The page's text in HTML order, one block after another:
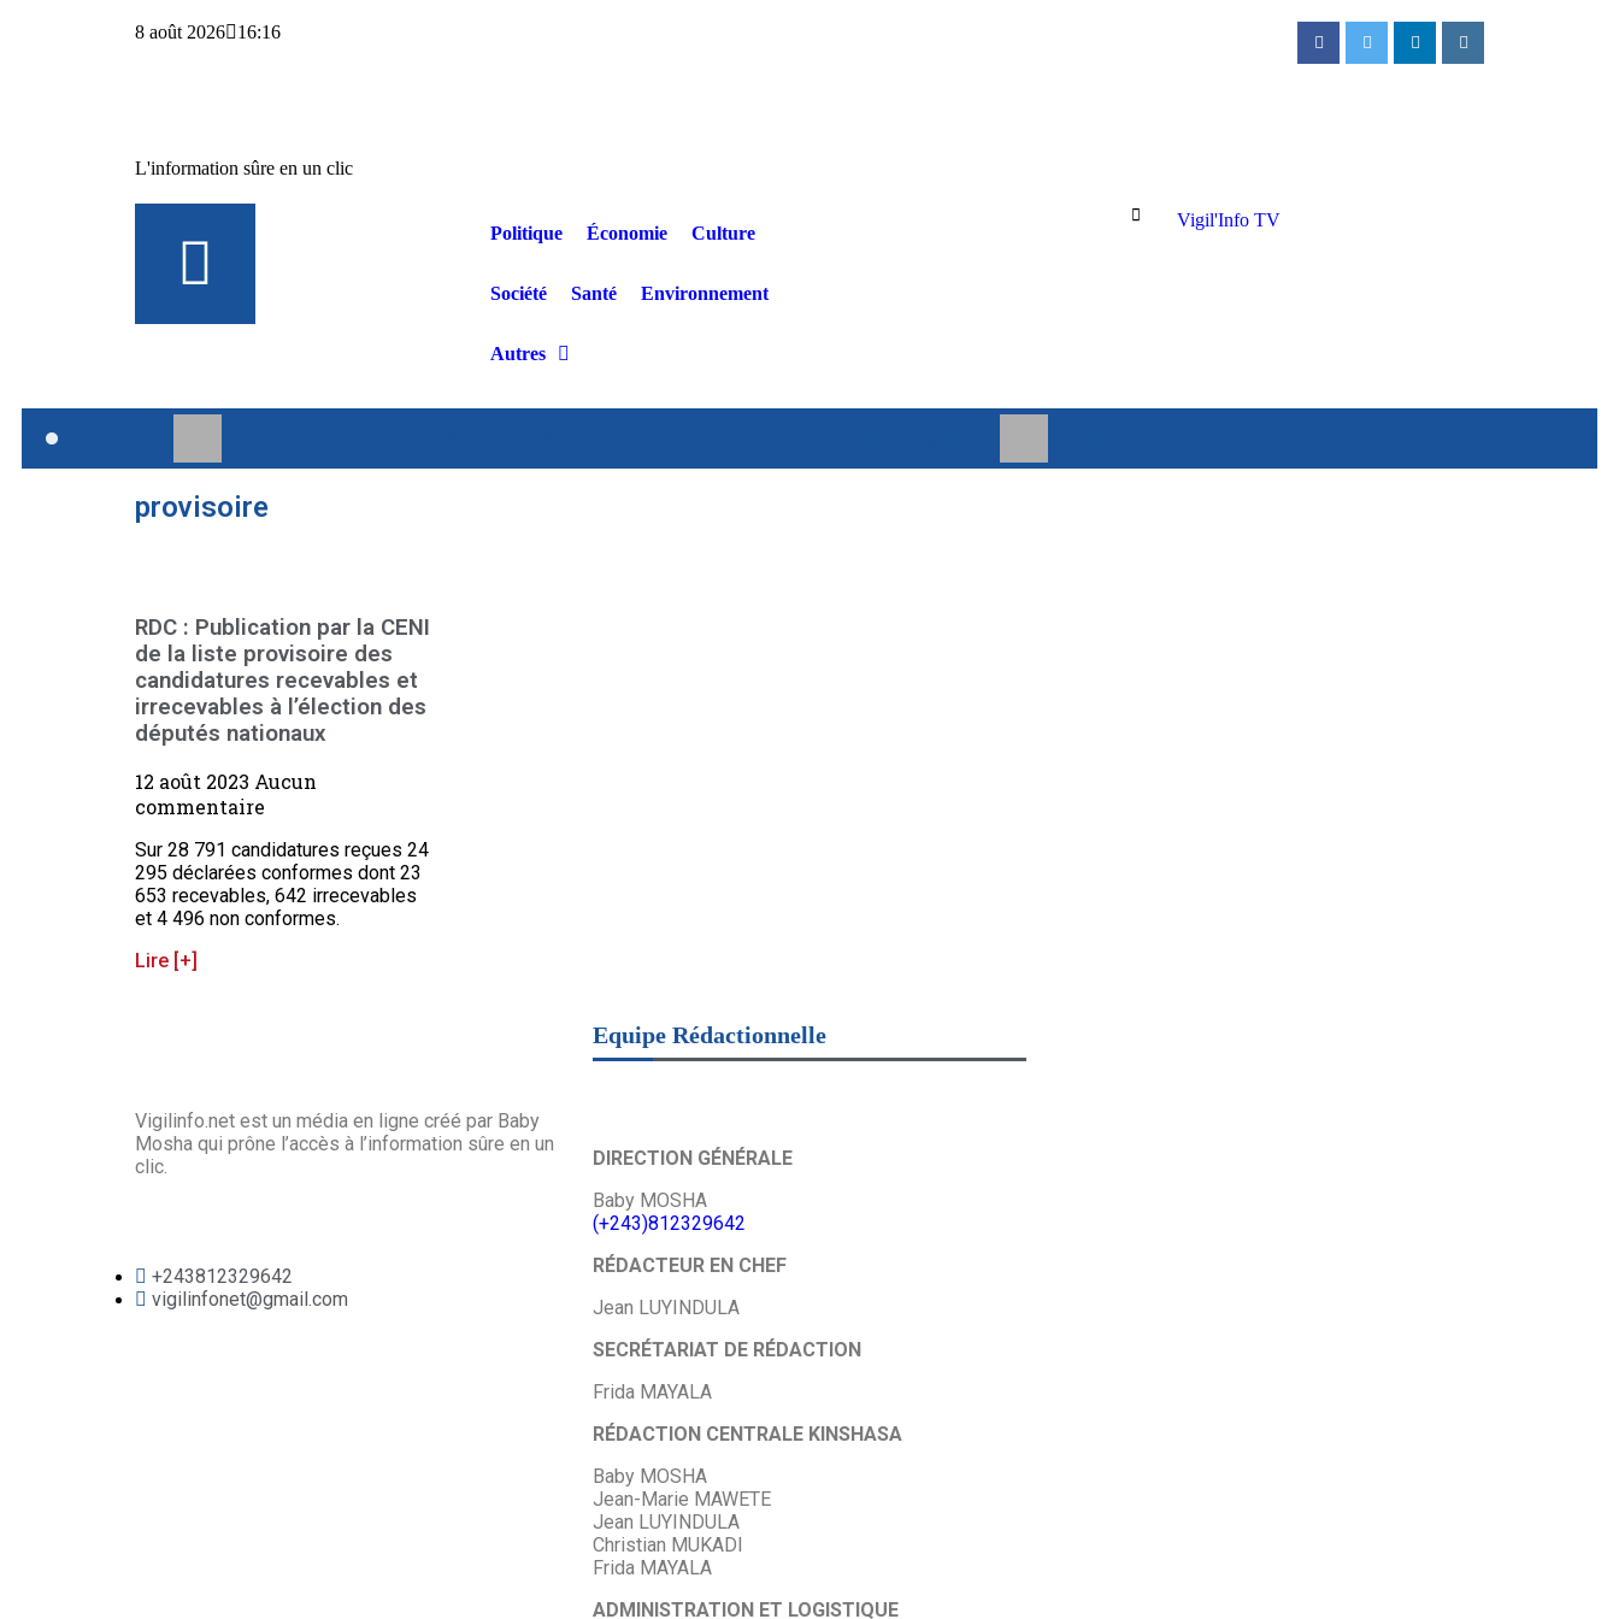
8 août 2026 16:16
L'information sûre en un clic
Politique Économie Culture
Société Santé Environnement
Autres
Vigil'Info TV
provisoire
RDC : Publication par la CENI
de la liste provisoire des
candidatures recevables et
irrecevables à l’élection des
députés nationaux
12 août 2023 Aucun
commentaire
Sur 28 791 candidatures reçues 24
295 déclarées conformes dont 23
653 recevables, 642 irrecevables
et 4 496 non conformes.
Lire [+]
Vigilinfo.net est un média en ligne créé par Baby
Mosha qui prône l’accès à l’information sûre en un
clic.
+243812329642
vigilinfonet@gmail.com
Equipe Rédactionnelle
DIRECTION GÉNÉRALE
Baby MOSHA
(+243)812329642
RÉDACTEUR EN CHEF
Jean LUYINDULA
SECRÉTARIAT DE RÉDACTION
Frida MAYALA
RÉDACTION CENTRALE KINSHASA
Baby MOSHA
Jean-Marie MAWETE
Jean LUYINDULA
Christian MUKADI
Frida MAYALA
ADMINISTRATION ET LOGISTIQUE